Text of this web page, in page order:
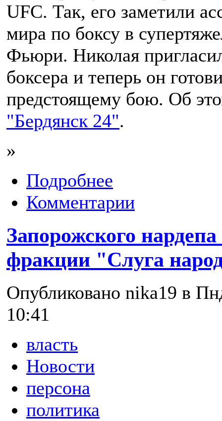
UFC. Так, его заметили
мира по боксу в
Фьюри. Николая
боксера и теперь он
предстоящему бою. Об
"Бердянск 24".
»
Подробнее
Комментарии
Запорожского
фракции "Слуга
Опубликовано nika19 в
10:41
власть
Новости
персона
политика